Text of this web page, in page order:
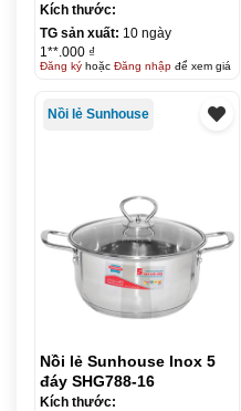
Kích thước:
TG sản xuất: 10 ngày
1**.000 ₫
Đăng kýhoặc Đăng nhậpđể xem giá
Nồi lẻ Sunhouse
Nồi lẻ Sunhouse Inox 5
đáy SHG788-16
Kích thước: